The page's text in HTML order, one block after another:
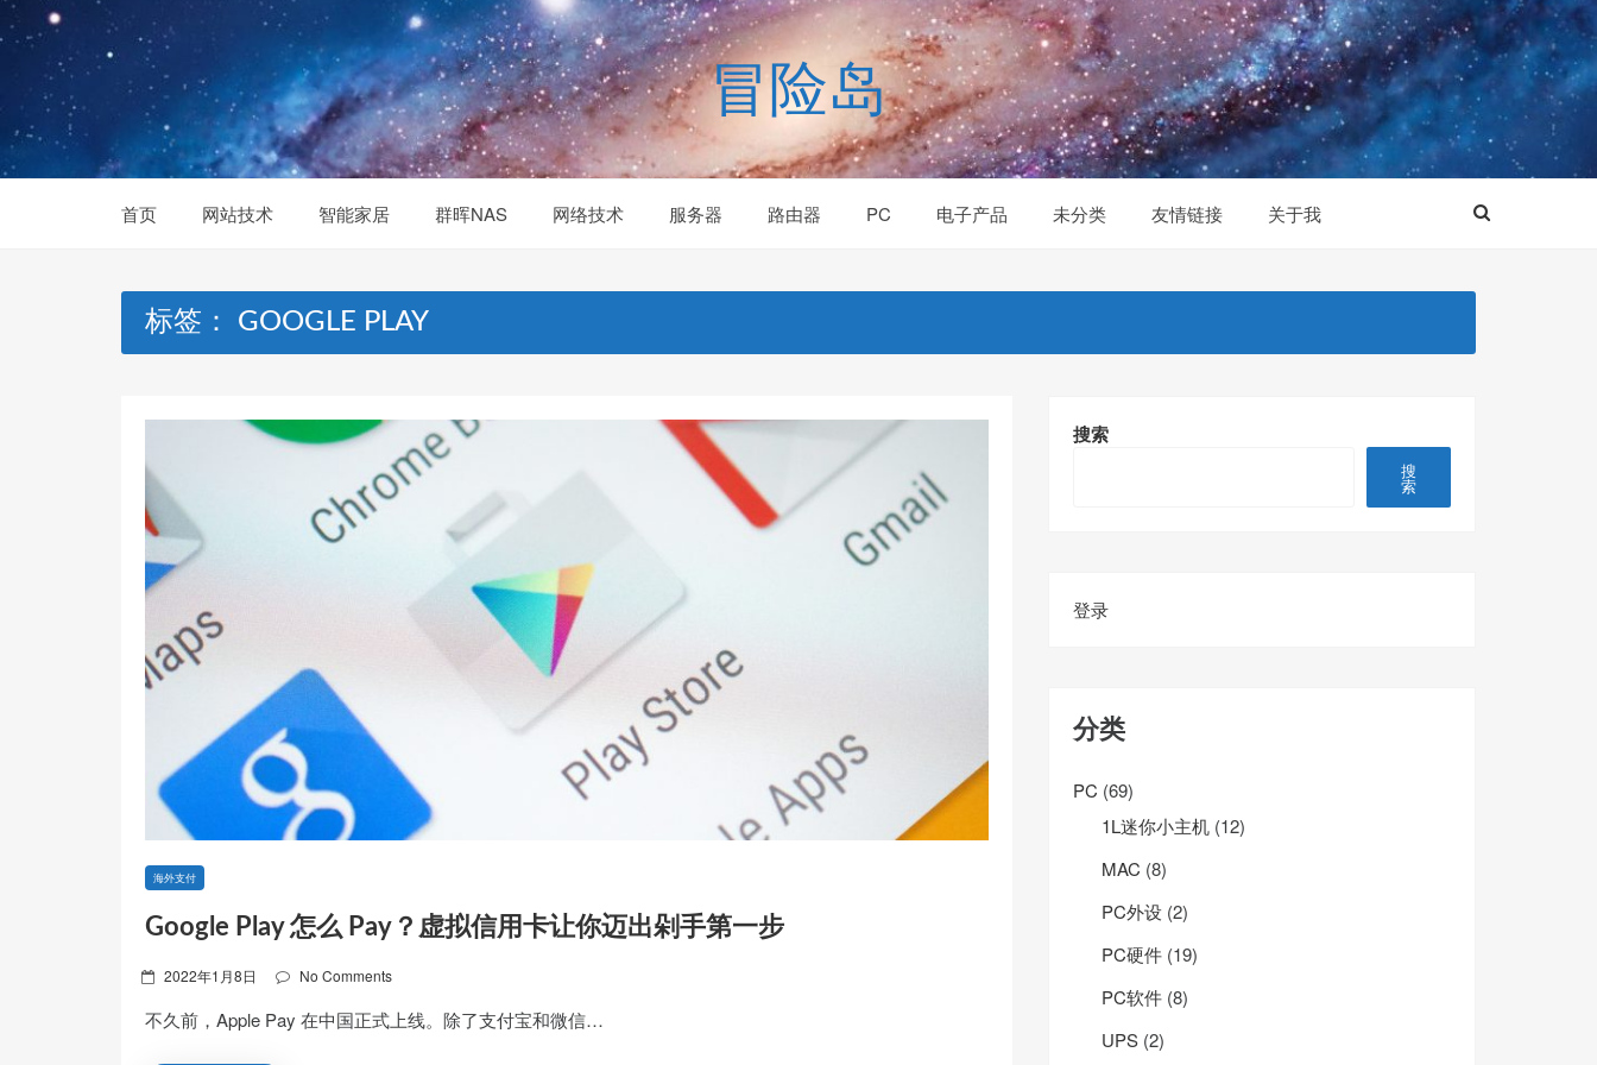
Skip
to
content
冒险岛
首页 网站技术 智能家居 群晖NAS 网络技术 服务器 路由器 PC 电子产品 未分类 友情链接 关于我
标签： GOOGLE PLAY
海外支付
Google Play 怎么 Pay？虚拟信用卡让你迈出剁手第一步
Posted
2022年1月8日 No Comments
不久前，Apple Pay 在中国正式上线。除了支付宝和微信…
搜索
搜
索
登录
分类
PC (69)
1L迷你小主机 (12)
MAC (8)
PC外设 (2)
PC硬件 (19)
PC软件 (8)
UPS (2)